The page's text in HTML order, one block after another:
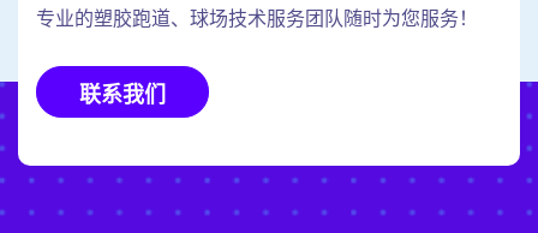
专业的塑胶跑道、球场技术服务团队随时为您服务！
联系我们